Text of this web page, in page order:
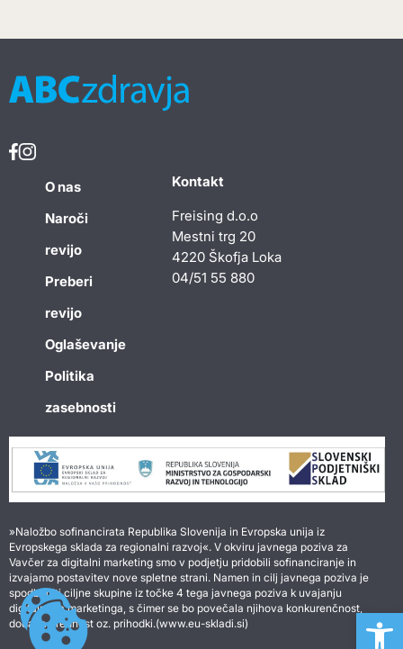
O nas
Naroči
revijo
Preberi
revijo
Oglaševanje
Politika
zasebnosti
Kontakt
Freising d.o.o
Mestni trg 20
4220 Škofja Loka
04/51 55 880
»Naložbo sofinancirata Republika Slovenija in Evropska unija iz
Evropskega sklada za regionalni razvoj«. V okviru javnega poziva za
Vavčer za digitalni marketing smo v podjetju pridobili sofinanciranje in
izvajamo postavitev nove spletne strani. Namen in cilj javnega poziva je
spodbuditi ciljne skupine iz točke 4 tega javnega poziva k uvajanju
digitalnega marketinga, s čimer se bo povečala njihova konkurenčnost,
dodana vrednost oz. prihodki.(www.eu-skladi.si)